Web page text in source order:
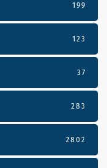
199
123
37
283
2802